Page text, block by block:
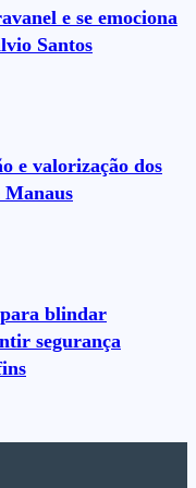
e se emociona
Santos
e valorização dos
Manaus
blindar
segurança